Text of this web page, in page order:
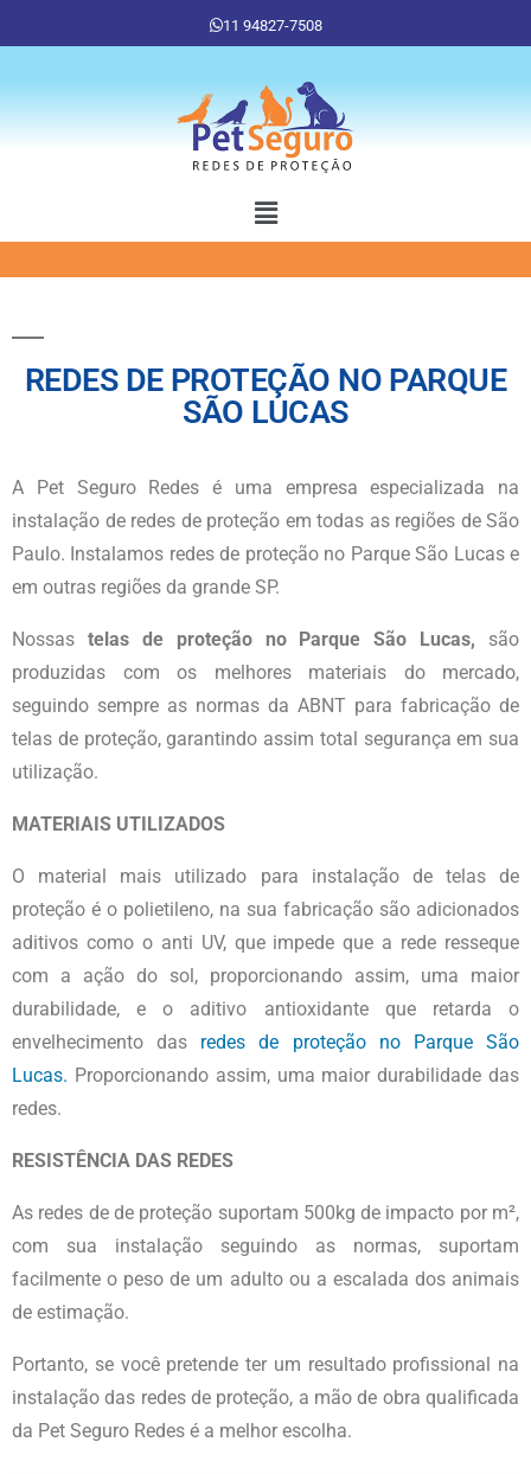
11 94827-7508
REDES DE PROTEÇÃO NO PARQUE
SÃO LUCAS
A Pet Seguro Redes é uma empresa especializada na
instalação de redes de proteção em todas as regiões de São
Paulo. Instalamos redes de proteção no Parque São Lucas e
em outras regiões da grande SP.
Nossas telasde proteção no Parque São Lucas, são
produzidas com os melhores materiais do mercado,
seguindo sempre as normas da ABNT para fabricação de
telas de proteção, garantindo assim total segurança em sua
utilização.
MATERIAIS UTILIZADOS
O material mais utilizado para instalação de telas de
proteção é o polietileno, na sua fabricação são adicionados
aditivos como o anti UV, que impede que a rede resseque
com a ação do sol, proporcionando assim, uma maior
durabilidade, e o aditivo antioxidante que retarda o
envelhecimento das redes de
proteção no Parque São
Lucas. Proporcionando assim, uma maior durabilidade das
redes.
RESISTÊNCIA DAS REDES
As redes de de proteção suportam 500kg de impacto por m²,
com sua instalação seguindo as normas, suportam
facilmente o peso de um adulto ou a escalada dos animais
de estimação.
Portanto, se você pretende ter um resultado profissional na
instalação das redes de proteção, a mão de obra qualificada
da Pet Seguro Redes é a melhor escolha.